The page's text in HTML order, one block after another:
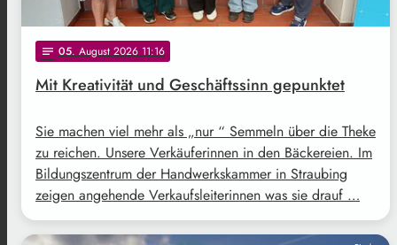
notes 05. August 2026 11:16
Mit Kreativität und Geschäftssinn gepunktet
Sie machen viel mehr als „nur “ Semmeln über die Theke
zu reichen. Unsere Verkäuferinnen in den Bäckereien. Im
Bildungszentrum der Handwerkskammer in Straubing
zeigen angehende Verkaufsleiterinnen was sie drauf …